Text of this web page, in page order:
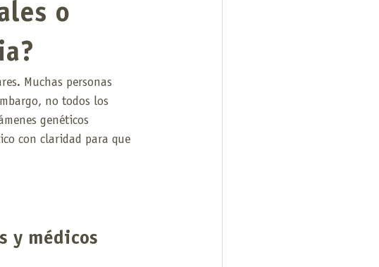
o
Muchas personas
no todos los
genéticos
con claridad para que
y médicos